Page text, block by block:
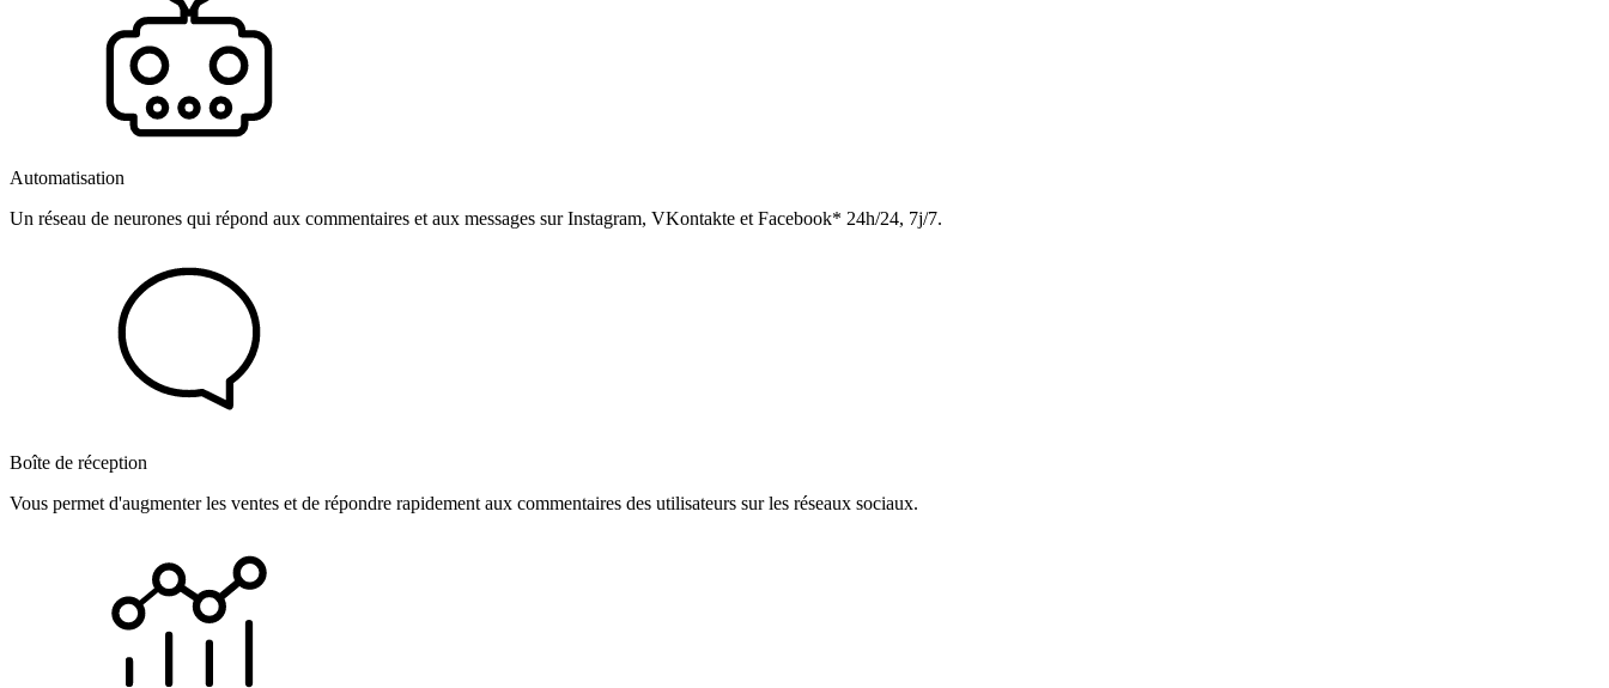
Automatisation
Un réseau de neurones qui répond aux commentaires et aux messages sur Instagram, VKontakte et Facebook* 24h/24, 7j/7.
Boîte de réception
Vous permet d'augmenter les ventes et de répondre rapidement aux commentaires des utilisateurs sur les réseaux sociaux.